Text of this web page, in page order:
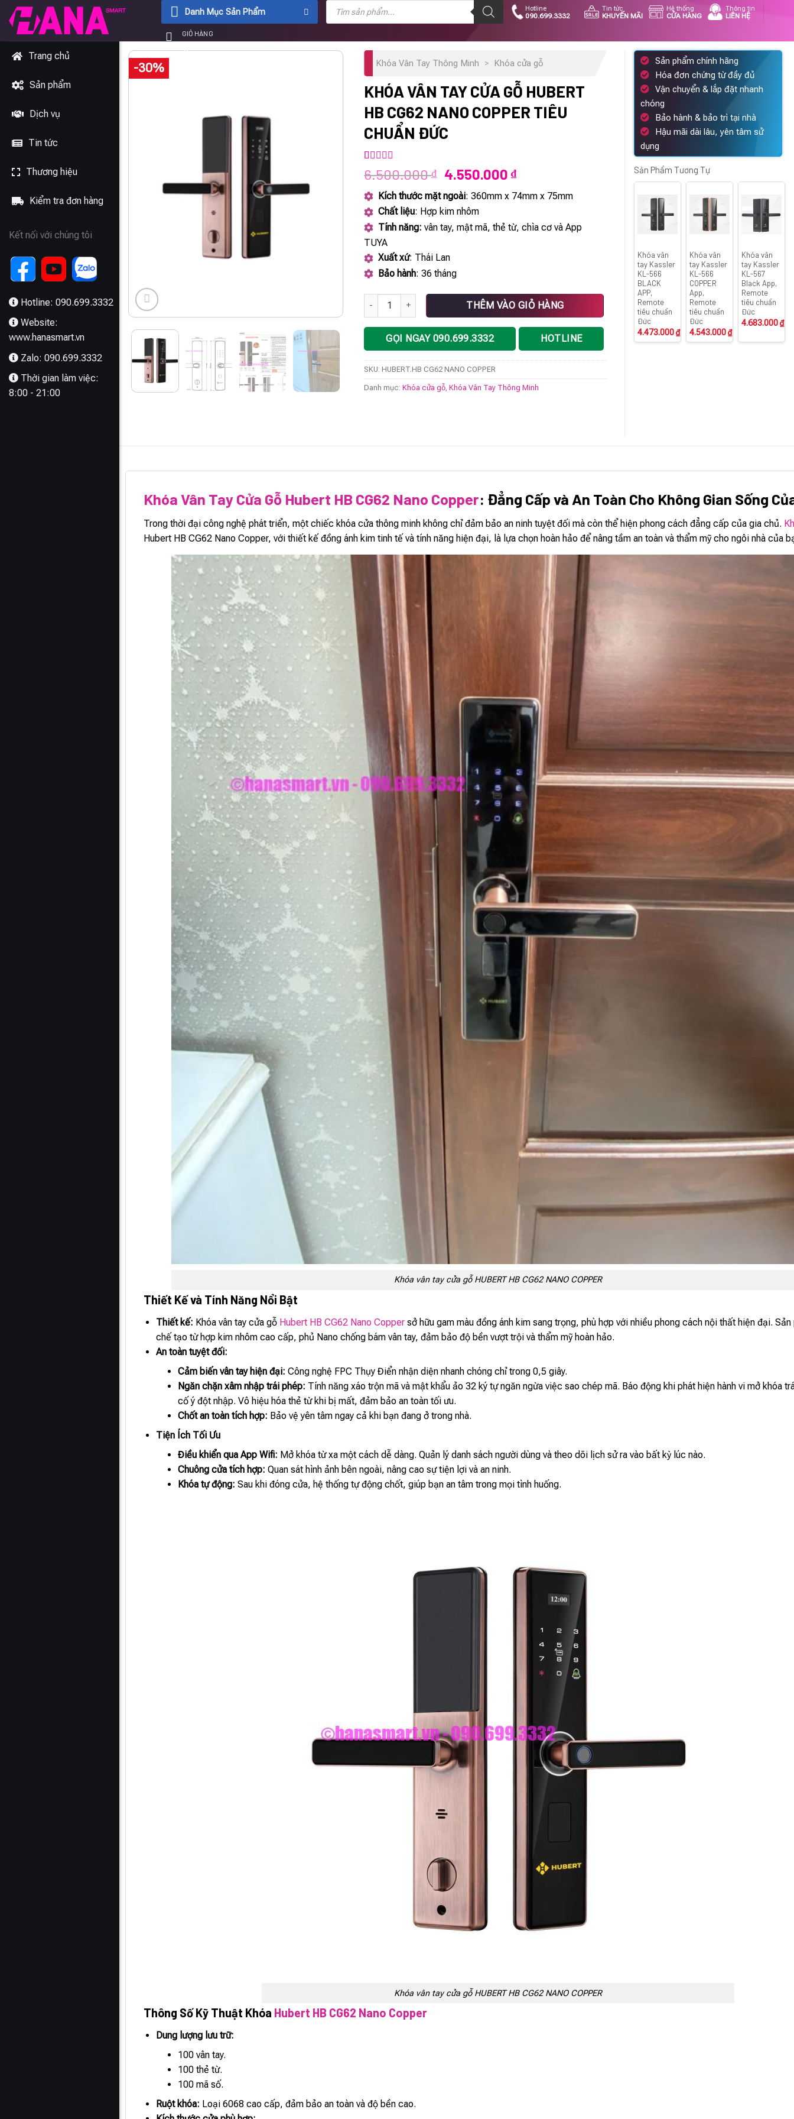
Chuyển
đến
dung
Danh Mục Sản Phẩm
Tìm
kiếm
phẩm
Hotline
090.699.3332
Tin tức
KHUYẾN MÃI
Hệ thống
CỬA HÀNG
Thông tin
LIÊN HỆ
GIỎ HÀNG
0₫
Trang chủ
Sản phẩm
Dịch vụ
Tin tức
Thương hiệu
Kiểm tra đơn hàng
Kết nối với chúng tôi
Hotline: 090.699.3332
Website:
www.hanasmart.vn
Zalo: 090.699.3332
Thời gian làm việc:
8:00 - 21:00
-30% Khóa Vân Tay Thông Minh > Khóa cửa gỗ
KHÓA VÂN TAY CỬA GỖ HUBERT
HB CG62 NANO COPPER TIÊU
CHUẨN ĐỨC
5.00trên 5
dựa trên
1
đánh giá
6.500.000₫
Giá
gốc
là:
6.500.000 ₫.
4.550.000 ₫Giá
hiện
tại
4.550.000 ₫.
Kích thước mặt ngoài: 360mm x 74mm x 75mm
Chất liệu: Hợp kim nhôm
Tính năng: vân tay, mật mã, thẻ từ, chìa cơ và App
TUYA
Xuất xứ: Thái Lan
Bảo hành: 36 tháng
Khóa vân tay cửa gỗ HUBERT HB CG62 NANO COPPER tiêu chuẩn Đức số lượng
THÊM VÀO GIỎ HÀNG
GỌI NGAY 090.699.3332 HOTLINE
SKU:HUBERT.HB CG62 NANO COPPER
Danh mục:Khóa cửa gỗ ,Khóa Vân Tay Thông Minh
Sản phẩm chính hãng
Hóa đơn chứng từ đầy đủ
Vận chuyển & lắp đặt nhanh
chóng
Bảo hành & bảo trì tại nhà
Hậu mãi dài lâu, yên tâm sử
dụng
Sản Phẩm Tương Tự
Khóa vân
tay Kassler
KL-566
BLACK
APP,
Remote
tiêu chuẩn
Đức
4.473.000₫
Khóa vân
tay Kassler
KL-566
COPPER
App,
Remote
tiêu chuẩn
Đức
4.543.000₫
Khóa vân
tay Kassler
KL-567
Black App,
Remote
tiêu chuẩn
Đức
4.683.000₫
Khóa Vân Tay Cửa Gỗ Hubert HB CG62 Nano Copper: Đẳng Cấp và An Toàn Cho Không Gian Sống
Trong thời đại công nghệ phát triển, một chiếc khóa cửa thông minh không chỉ đảm bảo an ninh tuyệt đối mà còn thể hiện phong cách đẳng cấp của gia chủ.
Hubert HB CG62 Nano Copper, với thiết kế đồng ánh kim tinh tế và tính năng hiện đại, là lựa chọn hoàn hảo để nâng tầm an toàn và thẩm mỹ cho ngôi nhà của
Khóa vân tay cửa gỗ HUBERT HB CG62 NANO COPPER
Thiết Kế và Tính Năng Nổi Bật
Thiết kế: Khóa vân tay cửa gỗ Hubert HB CG62 Nano Copper sở hữu gam màu đồng ánh kim sang trọng, phù hợp với nhiều phong cách nội thất hiện đại.
chế tạo từ hợp kim nhôm cao cấp, phủ Nano chống bám vân tay, đảm bảo độ bền vượt trội và thẩm mỹ hoàn hảo.
An toàn tuyệt đối:
Cảm biến vân tay hiện đại: Công nghệ FPC Thụy Điển nhận diện nhanh chóng chỉ trong 0,5 giây.
Ngăn chặn xâm nhập trái phép: Tính năng xáo trộn mã và mật khẩu ảo 32 ký tự ngăn ngừa việc sao chép mã. Báo động khi phát hiện hành vi mở khóa
cố ý đột nhập. Vô hiệu hóa thẻ từ khi bị mất, đảm bảo an toàn tối ưu.
Chốt an toàn tích hợp: Bảo vệ yên tâm ngay cả khi bạn đang ở trong nhà.
Tiện Ích Tối Ưu
Điều khiển qua App Wifi: Mở khóa từ xa một cách dễ dàng. Quản lý danh sách người dùng và theo dõi lịch sử ra vào bất kỳ lúc nào.
Chuông cửa tích hợp: Quan sát hình ảnh bên ngoài, nâng cao sự tiện lợi và an ninh.
Khóa tự động: Sau khi đóng cửa, hệ thống tự động chốt, giúp bạn an tâm trong mọi tình huống.
Khóa vân tay cửa gỗ HUBERT HB CG62 NANO COPPER
Thông Số Kỹ Thuật Khóa Hubert HB CG62 Nano Copper
Dung lượng lưu trữ:
100 vân tay.
100 thẻ từ.
100 mã số.
Ruột khóa: Loại 6068 cao cấp, đảm bảo an toàn và độ bền cao.